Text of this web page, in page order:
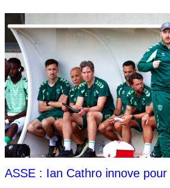
ASSE : Ian Cathro innove